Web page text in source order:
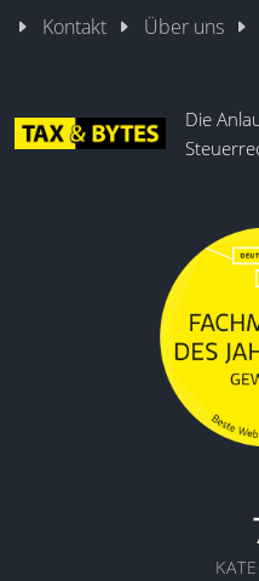
Kontakt Über uns
Die